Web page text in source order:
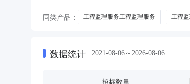
同类产品： 工程监理服务工程监理服务 工程
数据统计 2021-08-06～2026-08-06
招标数量